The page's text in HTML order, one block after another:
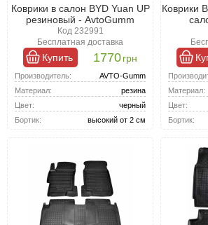
Коврики в салон BYD Yuan UP
резиновый - AvtoGumm
Код 232991
Бесплатная доставка
Купить 1770грн
Производитель:
AVTO-Gumm
Материал:
резина
Цвет:
черный
Бортик:
высокий от 2 см
Коврики
Материал:
Цвет:
Бортик: